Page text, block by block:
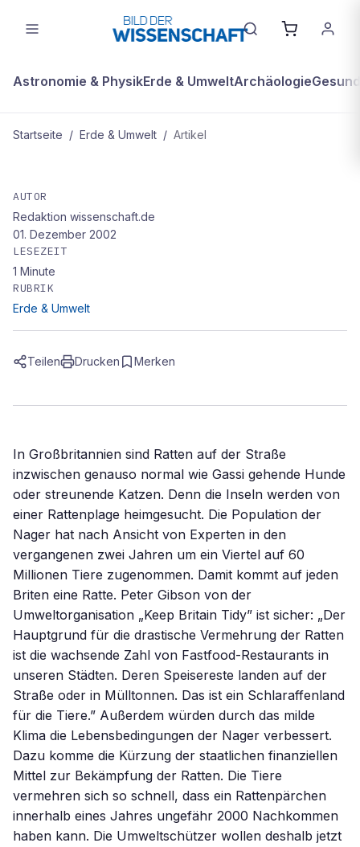
Astronomie & PhysikErde & UmweltArchäologie
Startseite / Erde & Umwelt / Artikel
Ratten erobern die Inseln
AUTOR
Redaktion wissenschaft.de
01. Dezember 2002
LESEZEIT
1 Minute
RUBRIK
Erde & Umwelt
Teilen Drucken Merken
In Großbritannien sind Ratten auf der Straße
inzwischen genauso normal wie Gassi gehende Hunde
oder streunende Katzen. Denn die Inseln werden von
einer Rattenplage heimgesucht. Die Population der
Nager hat nach Ansicht von Experten in den
vergangenen zwei Jahren um ein Viertel auf 60
Millionen Tiere zugenommen. Damit kommt auf jeden
Briten eine Ratte. Peter Gibson von der
Umweltorganisation „Keep Britain Tidy” ist sicher: „Der
Hauptgrund für die drastische Vermehrung der Ratten
ist die wachsende Zahl von Fastfood-Restaurants in
unseren Städten. Deren Speisereste landen auf der
Straße oder in Mülltonnen. Das ist ein Schlaraffenland
für die Tiere.” Außerdem würden durch das milde
Klima die Lebensbedingungen der Nager verbessert.
Dazu komme die Kürzung der staatlichen finanziellen
Mittel zur Bekämpfung der Ratten. Die Tiere
vermehren sich so schnell, dass ein Rattenpärchen
innerhalb eines Jahres ungefähr 2000 Nachkommen
haben kann. Die Umweltschützer wollen deshalb jetzt